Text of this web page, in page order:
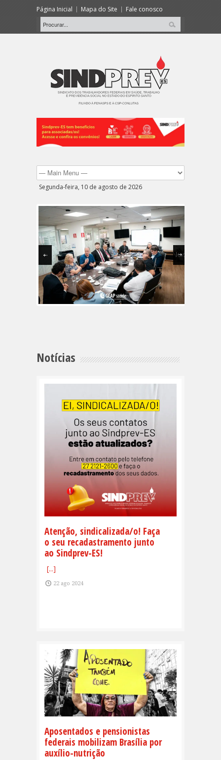
Página Inicial Mapa do Site Fale conosco
Segunda-feira, 10 de agosto de 2026
Next
Notícias
Atenção, sindicalizada/o! Faça
o seu recadastramento junto
ao Sindprev-ES!
[...]
22 ago 2024
Aposentados e pensionistas
federais mobilizam Brasília por
auxílio-nutrição